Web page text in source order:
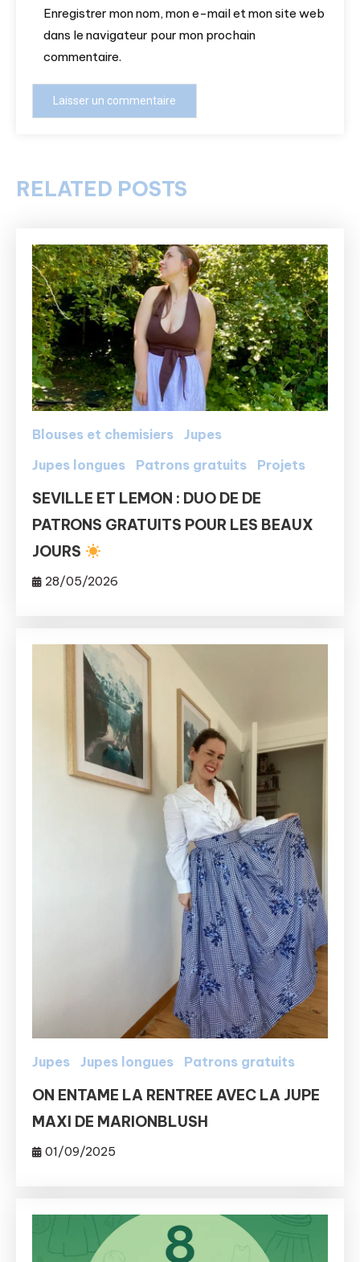
Enregistrer mon nom, mon e-mail et mon site web
dans le navigateur pour mon prochain
commentaire.
RELATED POSTS
Blouses et chemisiers
Jupes
Jupes longues
Patrons gratuits Projets
SEVILLE ET LEMON : DUO DE DE
PATRONS GRATUITS POUR LES BEAUX
JOURS
28/05/2026
Jupes Jupes longues Patrons gratuits
ON ENTAME LA RENTREE AVEC LA JUPE
MAXI DE MARIONBLUSH
01/09/2025